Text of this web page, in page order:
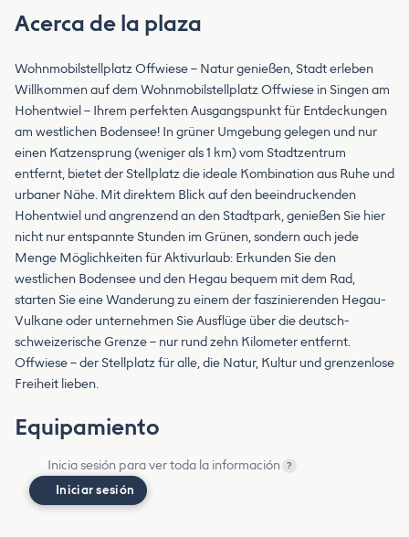
Acerca de la plaza
Wohnmobilstellplatz Offwiese – Natur genießen, Stadt erleben
Willkommen auf dem Wohnmobilstellplatz Offwiese in Singen am
Hohentwiel – Ihrem perfekten Ausgangspunkt für Entdeckungen
am westlichen Bodensee! In grüner Umgebung gelegen und nur
einen Katzensprung (weniger als 1 km) vom Stadtzentrum
entfernt, bietet der Stellplatz die ideale Kombination aus Ruhe und
urbaner Nähe. Mit direktem Blick auf den beeindruckenden
Hohentwiel und angrenzend an den Stadtpark, genießen Sie hier
nicht nur entspannte Stunden im Grünen, sondern auch jede
Menge Möglichkeiten für Aktivurlaub: Erkunden Sie den
westlichen Bodensee und den Hegau bequem mit dem Rad,
starten Sie eine Wanderung zu einem der faszinierenden Hegau-
Vulkane oder unternehmen Sie Ausflüge über die deutsch-
schweizerische Grenze – nur rund zehn Kilometer entfernt.
Offwiese – der Stellplatz für alle, die Natur, Kultur und grenzenlose
Freiheit lieben.
Equipamiento
Inicia sesión para ver toda la información ?
Iniciar sesión